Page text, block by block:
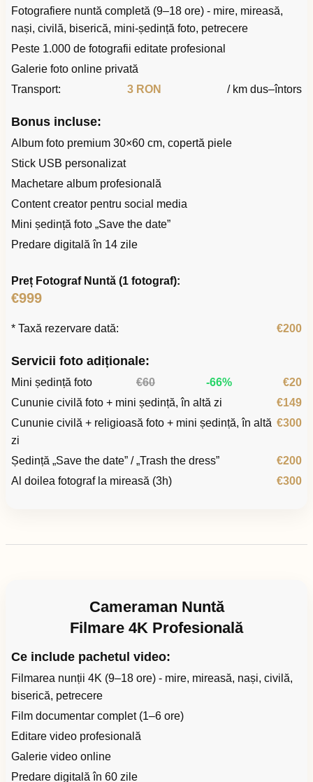
Fotografiere nuntă completă (9–18 ore) - mire, mireasă,
nași, civilă, biserică, mini-ședință foto, petrecere
Peste 1.000 de fotografii editate profesional
Galerie foto online privată
Transport:
3 RON / km dus–întors
Bonus incluse:
Album foto premium 30×60 cm, copertă piele
Stick USB personalizat
Machetare album profesională
Content creator pentru social media
Mini ședință foto „Save the date”
Predare digitală în 14 zile
Preț Fotograf Nuntă (1 fotograf):
€999
* Taxă rezervare dată: €200
Servicii foto adiționale:
Mini ședință foto €60 -66%
€20
Cununie civilă foto + mini ședință, în altă zi
€149
Cununie civilă + religioasă foto + mini ședință, în altă
zi
€300
Ședință „Save the date” / „Trash the dress”
€200
Al doilea fotograf la mireasă (3h)
€300
Cameraman Nuntă
Filmare 4K Profesională
Ce include pachetul video:
Filmarea nunții 4K (9–18 ore) - mire, mireasă, nași, civilă,
biserică, petrecere
Film documentar complet (1–6 ore)
Editare video profesională
Galerie video online
Predare digitală în 60 zile